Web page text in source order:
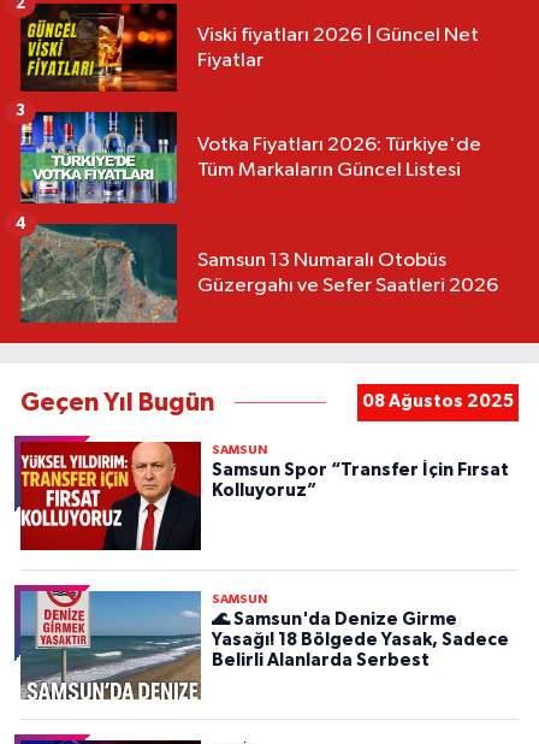
Viski fiyatları 2026 | Güncel Net
Fiyatlar
2
Votka Fiyatları 2026: Türkiye'de
Tüm Markaların Güncel Listesi
3
Samsun 13 Numaralı Otobüs
Güzergahı ve Sefer Saatleri 2026
4
Geçen Yıl Bugün 08 Ağustos 2025
SAMSUN
Samsun Spor “Transfer İçin Fırsat
Kolluyoruz”
SAMSUN
🌊 Samsun'da Denize Girme
Yasağı! 18 Bölgede Yasak, Sadece
Belirli Alanlarda Serbest